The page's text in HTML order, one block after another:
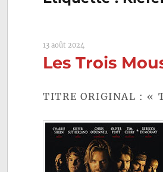
13 août 2024
Les Trois
TITRE ORIGINAL : «